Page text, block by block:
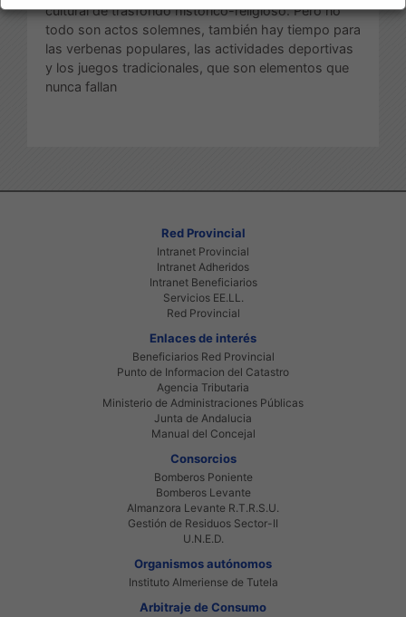
cultural de trasfondo histórico-religioso. Pero no
todo son actos solemnes, también hay tiempo para
las verbenas populares, las actividades deportivas
y los juegos tradicionales, que son elementos que
nunca fallan
Red Provincial
Intranet Provincial
Intranet Adheridos
Intranet Beneficiarios
Servicios EE.LL.
Red Provincial
Enlaces de interés
Beneficiarios Red Provincial
Punto de Informacion del Catastro
Agencia Tributaria
Ministerio de Administraciones Públicas
Junta de Andalucia
Manual del Concejal
Consorcios
Bomberos Poniente
Bomberos Levante
Almanzora Levante R.T.R.S.U.
Gestión de Residuos Sector-II
U.N.E.D.
Organismos autónomos
Instituto Almeriense de Tutela
Arbitraje de Consumo